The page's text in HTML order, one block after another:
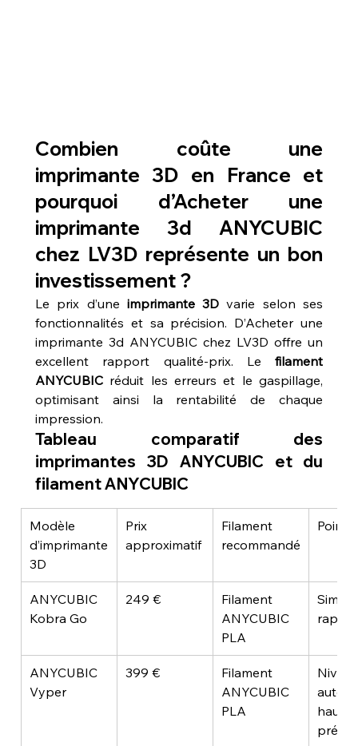
Combien coûte une
imprimante 3D en France et
pourquoi d’Acheter une
imprimante 3d ANYCUBIC
chez LV3D représente un bon
investissement ?
Le prix d’une imprimante 3D varie selon ses
fonctionnalités et sa précision. D’Acheter une
imprimante 3d ANYCUBIC chez LV3D offre un
excellent rapport qualité-prix. Le filament
ANYCUBIC réduit les erreurs et le gaspillage,
optimisant ainsi la rentabilité de chaque
impression.
Tableau comparatif des
imprimantes 3D ANYCUBIC et du
filament ANYCUBIC
Modèle
d’imprimante
3D
Prix
approximatif
Filament
recommandé
ANYCUBIC
Kobra Go
249 €
Filament
ANYCUBIC
PLA
ANYCUBIC
Vyper
399 €
Filament
ANYCUBIC
PLA
haute